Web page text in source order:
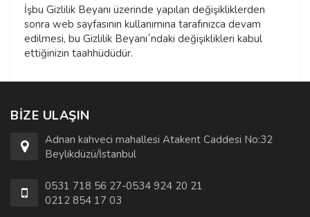
İşbu Gizlilik Beyanı üzerinde yapılan değişikliklerden
sonra web sayfasının kullanımına tarafınızca devam
edilmesi, bu Gizlilik Beyanı´ndaki değişiklikleri kabul
ettiğinizin taahhüdüdür.
BIZE ULAŞIN
Adnan kahveci mahallesi Atakent Caddesi No:32
Beylikdüzü/İstanbul
0531 718 56 27-0534 924 20 21
0212 854 17 03